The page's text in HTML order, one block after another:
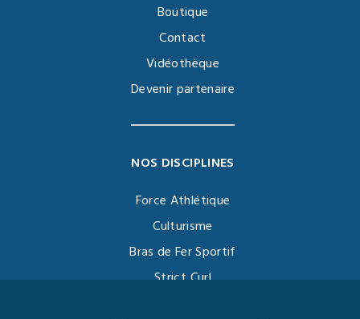
Boutique
Contact
Vidéothèque
Devenir partenaire
NOS DISCIPLINES
Force Athlétique
Culturisme
Bras de Fer Sportif
Strict Curl